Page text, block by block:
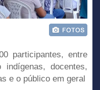
participantes, entre
docentes,
e o público em geral